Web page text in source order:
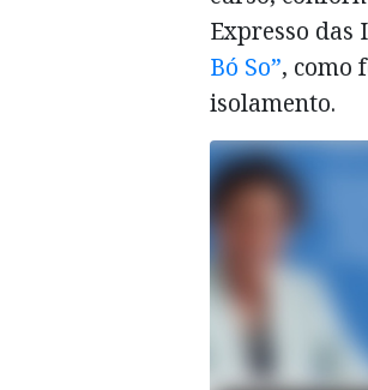
Expresso das
Bó So”, como
isolamento.